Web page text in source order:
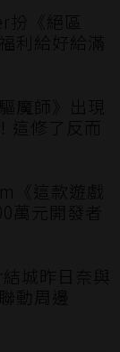
《絕區
利給好給滿
魔師》出現
這修了反而
《這款遊戲
萬元開發者
城昨日奈與
動周邊